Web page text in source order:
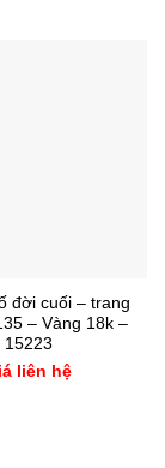
đời cuối – trang
– Vàng 18k –
15223
liên hệ